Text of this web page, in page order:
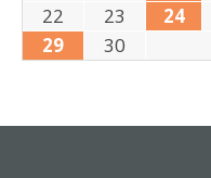
22
23 24
29
30